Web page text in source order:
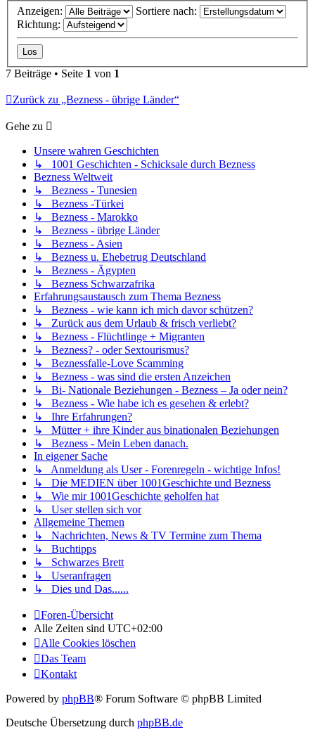
Anzeigen:
Sortiere nach:
Richtung:
7 Beiträge • Seite 1 von 1
Zurück zu „Bezness - übrige Länder“
Gehe zu
Unsere wahren Geschichten
↳ 1001 Geschichten - Schicksale durch Bezness
Bezness Weltweit
↳ Bezness - Tunesien
↳ Bezness -Türkei
↳ Bezness - Marokko
↳ Bezness - übrige Länder
↳ Bezness - Asien
↳ Bezness u. Ehebetrug Deutschland
↳ Bezness - Ägypten
↳ Bezness Schwarzafrika
Erfahrungsaustausch zum Thema Bezness
↳ Bezness - wie kann ich mich davor schützen?
↳ Zurück aus dem Urlaub & frisch verliebt?
↳ Bezness - Flüchtlinge + Migranten
↳ Bezness? - oder Sextourismus?
↳ Beznessfalle-Love Scamming
↳ Bezness - was sind die ersten Anzeichen
↳ Bi- Nationale Beziehungen - Bezness – Ja oder nein?
↳ Bezness - Wie habe ich es gesehen & erlebt?
↳ Ihre Erfahrungen?
↳ Mütter + ihre Kinder aus binationalen Beziehungen
↳ Bezness - Mein Leben danach.
In eigener Sache
↳ Anmeldung als User - Forenregeln - wichtige Infos!
↳ Die MEDIEN über 1001Geschichte und Bezness
↳ Wie mir 1001Geschichte geholfen hat
↳ User stellen sich vor
Allgemeine Themen
↳ Nachrichten, News & TV Termine zum Thema
↳ Buchtipps
↳ Schwarzes Brett
↳ Useranfragen
↳ Dies und Das......
Foren-Übersicht
Alle Zeiten sind UTC+02:00
Alle Cookies löschen
Das Team
Kontakt
Powered by phpBB® Forum Software © phpBB Limited
Deutsche Übersetzung durch phpBB.de